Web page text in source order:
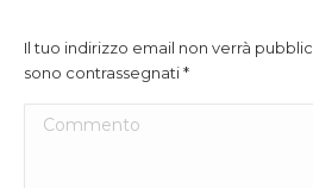
Il tuo indirizzo email non verrà
sono contrassegnati*
Commento